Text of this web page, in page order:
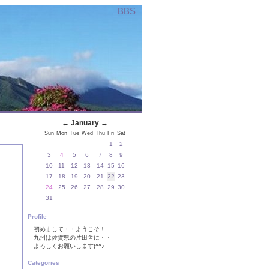
BBS
← January →
Sun Mon Tue Wed Thu Fri Sat
1
2
3
4 5 6 7 8
9
10
11 12 13 14 15
16
17
18 19 20 21 22 23
24
25 26 27 28 29 30
31
Profile
初めまして・・ようこそ！
九州は佐賀県の片田舎に・・
よろしくお願いします(^^♪
Categories